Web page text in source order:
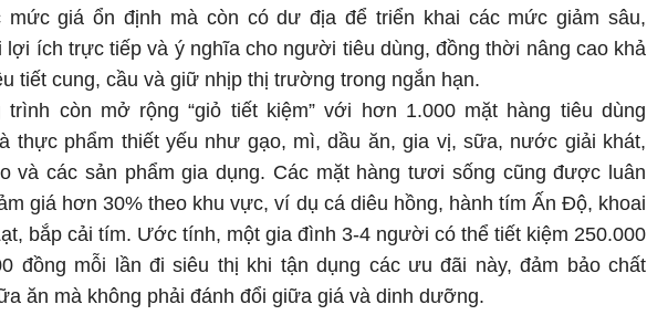
giá ổn định mà còn có dư địa để triển khai các mức giảm sâu,
lợi ích trực tiếp và ý nghĩa cho người tiêu dùng, đồng thời nâng cao khả
tiết cung, cầu và giữ nhịp thị trường trong ngắn hạn.
trình còn mở rộng “giỏ tiết kiệm” với hơn 1.000 mặt hàng tiêu dùng
thực phẩm thiết yếu như gạo, mì, dầu ăn, gia vị, sữa, nước giải khát,
và các sản phẩm gia dụng. Các mặt hàng tươi sống cũng được luân
giá hơn 30% theo khu vực, ví dụ cá diêu hồng, hành tím Ấn Độ, khoai
bắp cải tím. Ước tính, một gia đình 3-4 người có thể tiết kiệm 250.000
đồng mỗi lần đi siêu thị khi tận dụng các ưu đãi này, đảm bảo chất
ăn mà không phải đánh đổi giữa giá và dinh dưỡng.